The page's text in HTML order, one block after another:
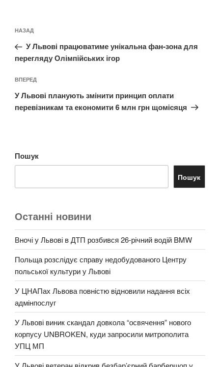
записів
Попередній
запис:
НАЗАД
У Львові працюватиме унікальна фан-зона для
перегляду Олімпійських ігор
Наступний
запис
ВПЕРЕД
У Львові планують змінити принцип оплати
перевізникам та економити 6 млн грн щомісяця
Пошук
Пошук
Останні новини
Вночі у Львові в ДТП розбився 26-річний водій BMW
Польща розслідує справу недобудованого Центру
польської культури у Львові
У ЦНАПах Львова повністю відновили надання всіх
адмінпослуг
У Львові виник скандал довкола “освячення” нового
корпусу UNBROKEN, куди запросили митрополита
УПЦ МП